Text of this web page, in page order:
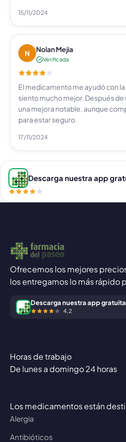
15/11/2024
N Nolan Mejia
Verificada
El medicamento me ayudó con
siento mucho mejor. Después de
una mejora notable, aunque
para estar seguro.
17/11/2024
Descarga nuestra app
Ofrecemos los mejores
los entregamos lo más rápido
Descarga nuestra app gratuita
4,2
Horas de trabajo
De lunes a domingo 24 horas
Los medicamentos están
Alergia
Antibióticos